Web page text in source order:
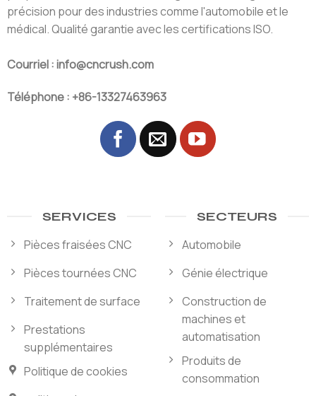
précision pour des industries comme l'automobile et le
médical. Qualité garantie avec les certifications ISO.
Courriel : info@cncrush.com
Téléphone : +86-13327463963
SERVICES
Pièces fraisées CNC
Pièces tournées CNC
Traitement de surface
Prestations
supplémentaires
Politique de cookies
SECTEURS
Automobile
Génie électrique
Construction de
machines et
automatisation
Produits de
consommation